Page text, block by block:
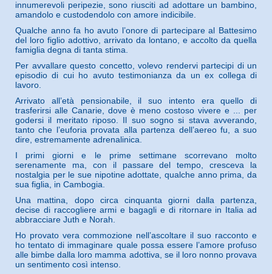
innumerevoli peripezie, sono riusciti ad adottare un bambino,
amandolo e custodendolo con amore indicibile.
Qualche anno fa ho avuto l’onore di partecipare al Battesimo
del loro figlio adottivo, arrivato da lontano, e accolto da quella
famiglia degna di tanta stima.
Per avvallare questo concetto, volevo rendervi partecipi di un
episodio di cui ho avuto testimonianza da un ex collega di
lavoro.
Arrivato all’età pensionabile, il suo intento era quello di
trasferirsi alle Canarie, dove è meno costoso vivere e ... per
godersi il meritato riposo. Il suo sogno si stava avverando,
tanto che l’euforia provata alla partenza dell’aereo fu, a suo
dire, estremamente adrenalinica.
I primi giorni e le prime settimane scorrevano molto
serenamente ma, con il passare del tempo, cresceva la
nostalgia per le sue nipotine adottate, qualche anno prima, da
sua figlia, in Cambogia.
Una mattina, dopo circa cinquanta giorni dalla partenza,
decise di raccogliere armi e bagagli e di ritornare in Italia ad
abbracciare Juth e Norah.
Ho provato vera commozione nell’ascoltare il suo racconto e
ho tentato di immaginare quale possa essere l’amore profuso
alle bimbe dalla loro mamma adottiva, se il loro nonno provava
un sentimento così intenso.